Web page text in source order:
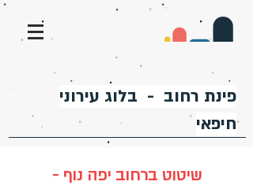
פינת רחוב - בלוג עירוני
חיפאי
שיטוט ברחוב יפה נוף -